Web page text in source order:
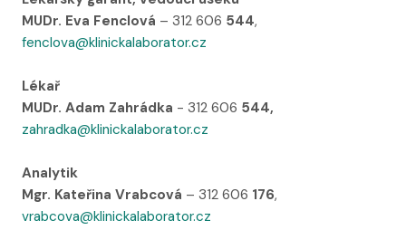
MUDr. Eva Fenclová – 312 606 544,
fenclova@klinickalaborator.cz
Lékař
MUDr. Adam Zahrádka - 312 606 544,
zahradka@klinickalaborator.cz
Analytik
Mgr. Kateřina Vrabcová – 312 606 176,
vrabcova@klinickalaborator.cz